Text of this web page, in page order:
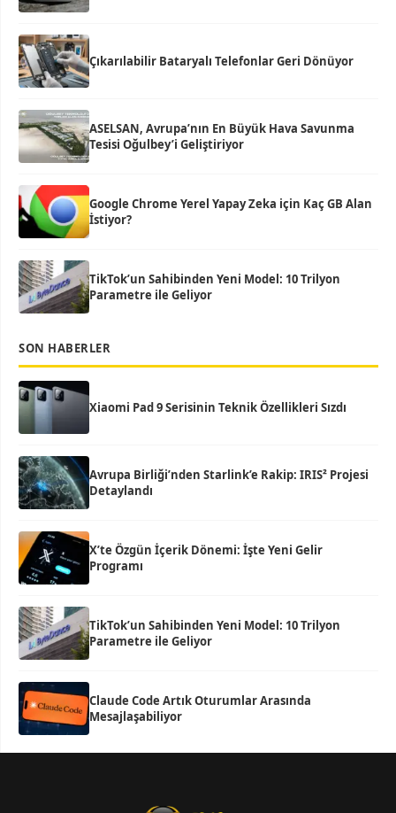
Çıkarılabilir Bataryalı Telefonlar Geri Dönüyor
ASELSAN, Avrupa’nın En Büyük Hava Savunma
Tesisi Oğulbey’i Geliştiriyor
Google Chrome Yerel Yapay Zeka için Kaç GB Alan
İstiyor?
TikTok’un Sahibinden Yeni Model: 10 Trilyon
Parametre ile Geliyor
SON HABERLER
Xiaomi Pad 9 Serisinin Teknik Özellikleri Sızdı
Avrupa Birliği’nden Starlink’e Rakip: IRIS² Projesi
Detaylandı
X’te Özgün İçerik Dönemi: İşte Yeni Gelir
Programı
TikTok’un Sahibinden Yeni Model: 10 Trilyon
Parametre ile Geliyor
Claude Code Artık Oturumlar Arasında
Mesajlaşabiliyor